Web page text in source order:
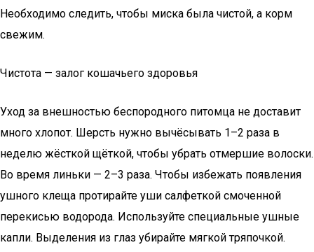
Необходимо следить, чтобы миска была чистой, а корм
свежим.
Чистота — залог кошачьего здоровья
Уход за внешностью беспородного питомца не доставит
много хлопот. Шерсть нужно вычёсывать 1–2 раза в
неделю жёсткой щёткой, чтобы убрать отмершие волоски.
Во время линьки — 2–3 раза. Чтобы избежать появления
ушного клеща протирайте уши салфеткой смоченной
перекисью водорода. Используйте специальные ушные
капли. Выделения из глаз убирайте мягкой тряпочкой.